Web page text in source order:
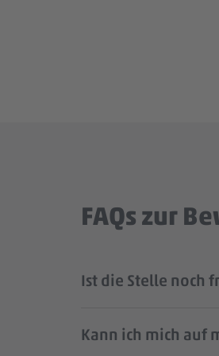
FAQs zur
Ist die Stelle noch
Kann ich mich auf